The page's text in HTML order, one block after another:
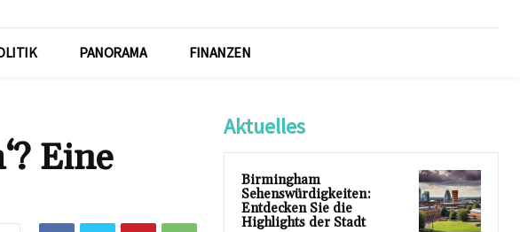
PANORAMA FINANZEN
Eine
Aktuelles
Birmingham
Sehenswürdigkeiten:
Entdecken Sie die
Highlights der Stadt